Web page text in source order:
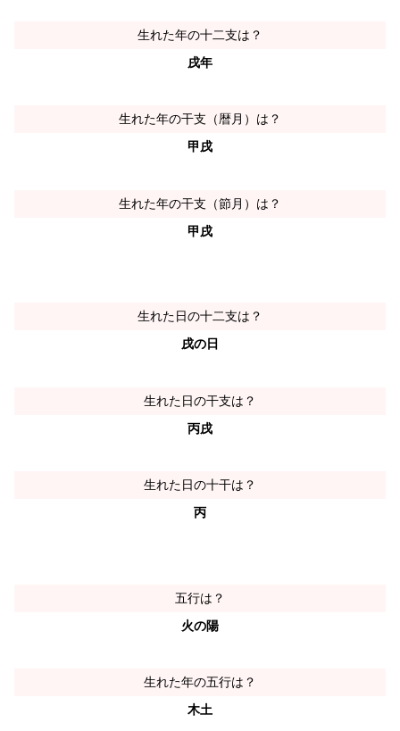
生れた年の十二支は？
戌年
生れた年の干支（暦月）は？
甲戌
生れた年の干支（節月）は？
甲戌
生れた日の十二支は？
戌の日
生れた日の干支は？
丙戌
生れた日の十干は？
丙
五行は？
火の陽
生れた年の五行は？
木土